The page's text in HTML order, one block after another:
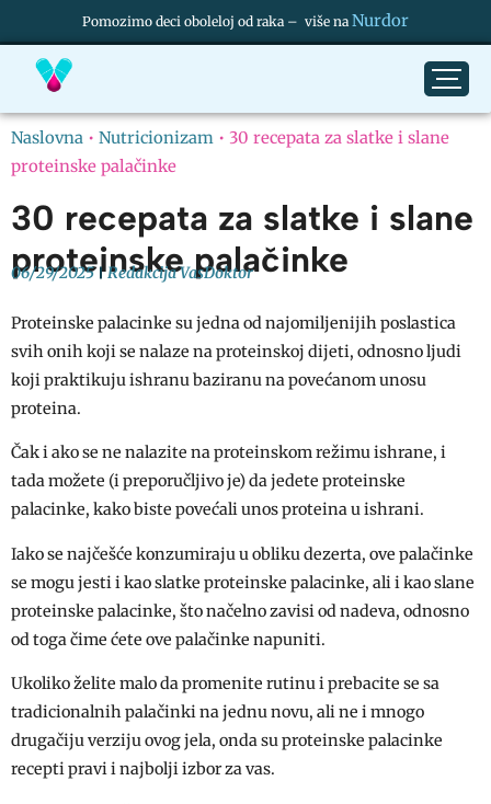
Pomozimo deci oboleloj od raka – više na Nurdor
Naslovna • Nutricionizam • 30 recepata za slatke i slane
proteinske palačinke
30 recepata za slatke i slane
proteinske palačinke
06/29/2025 Redakcija VasDoktor
Proteinske palacinke su jedna od najomiljenijih poslastica
svih onih koji se nalaze na proteinskoj dijeti, odnosno ljudi
koji praktikuju ishranu baziranu na povećanom unosu
proteina.
Čak i ako se ne nalazite na proteinskom režimu ishrane, i
tada možete (i preporučljivo je) da jedete proteinske
palacinke, kako biste povećali unos proteina u ishrani.
Iako se najčešće konzumiraju u obliku dezerta, ove palačinke
se mogu jesti i kao slatke proteinske palacinke, ali i kao slane
proteinske palacinke, što načelno zavisi od nadeva, odnosno
od toga čime ćete ove palačinke napuniti.
Ukoliko želite malo da promenite rutinu i prebacite se sa
tradicionalnih palačinki na jednu novu, ali ne i mnogo
drugačiju verziju ovog jela, onda su proteinske palacinke
recepti pravi i najbolji izbor za vas.